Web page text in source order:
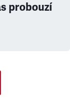
probouzí